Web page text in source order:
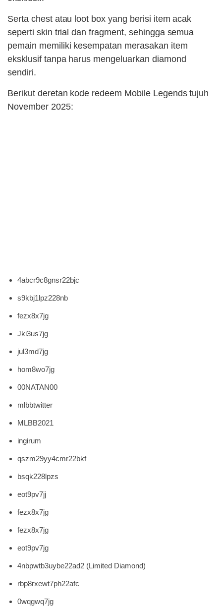
Serta chest atau loot box yang berisi item acak
seperti skin trial dan fragment, sehingga semua
pemain memiliki kesempatan merasakan item
eksklusif tanpa harus mengeluarkan diamond
sendiri.
Berikut deretan kode redeem Mobile Legends tujuh
November 2025:
4abcr9c8gnsr22bjc
s9kbj1lpz228nb
fezx8x7jg
Jki3us7jg
jul3md7jg
hom8wo7jg
00NATAN00
mlbbtwitter
MLBB2021
ingirum
qszm29yy4cmr22bkf
bsqk228lpzs
eot9pv7jj
fezx8x7jg
fezx8x7jg
eot9pv7jg
4nbpwtb3uybe22ad2 (Limited Diamond)
rbp8rxewt7ph22afc
0wqgwq7jg